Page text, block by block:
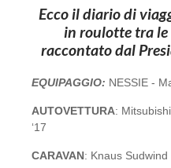
Ecco il diario di
in roulotte tra le
raccontato dal
EQUIPAGGIO: NESSIE -
AUTOVETTURA:
‘17
CARAVAN: Knaus Sudwind